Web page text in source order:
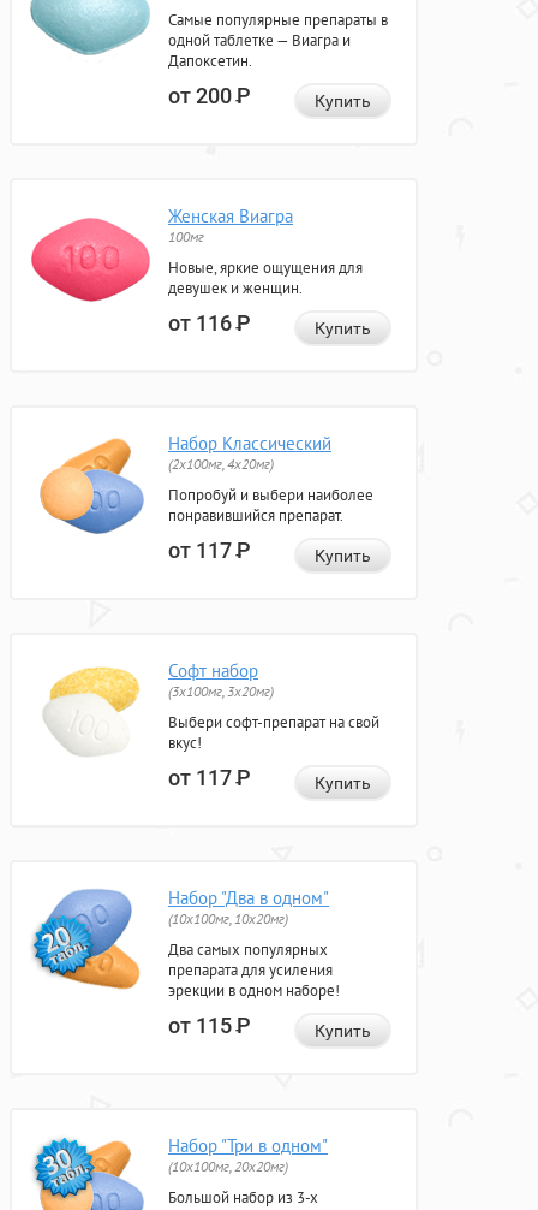
Самые популярные препараты в
одной таблетке — Виагра и
Дапоксетин.
от 200Р Купить
Женская Виагра
100мг
Новые, яркие ощущения для
девушек и женщин.
от 116Р Купить
Набор Классический
(2x100мг, 4x20мг)
Попробуй и выбери наиболее
понравившийся препарат.
от 117Р Купить
Софт набор
(3x100мг, 3x20мг)
Выбери софт-препарат на свой
вкус!
от 117Р Купить
Набор "Два в одном"
(10x100мг, 10x20мг)
Два самых популярных
препарата для усиления
эрекции в одном наборе!
от 115Р Купить
Набор "Три в одном"
(10x100мг, 20x20мг)
Большой набор из 3-х